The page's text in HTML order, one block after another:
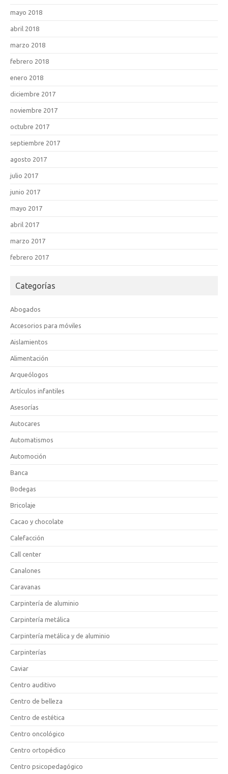
mayo 2018
abril 2018
marzo 2018
febrero 2018
enero 2018
diciembre 2017
noviembre 2017
octubre 2017
septiembre 2017
agosto 2017
julio 2017
junio 2017
mayo 2017
abril 2017
marzo 2017
febrero 2017
Categorías
Abogados
Accesorios para móviles
Aislamientos
Alimentación
Arqueólogos
Artículos infantiles
Asesorías
Autocares
Automatismos
Automoción
Banca
Bodegas
Bricolaje
Cacao y chocolate
Calefacción
Call center
Canalones
Caravanas
Carpintería de aluminio
Carpintería metálica
Carpintería metálica y de aluminio
Carpinterías
Caviar
Centro auditivo
Centro de belleza
Centro de estética
Centro oncológico
Centro ortopédico
Centro psicopedagógico